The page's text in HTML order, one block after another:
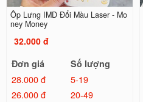
Ốp Lưng IMD Đổi Màu Laser - Mo
ney Money
32.000 đ
Đơn giá
Số lượng
28.000 đ
5-19
26.000 đ
20-49